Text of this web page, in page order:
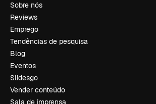
Sobre nós
Reviews
Emprego
Tendências de pesquisa
Blog
Eventos
Slidesgo
Vender conteúdo
Sala de imprensa